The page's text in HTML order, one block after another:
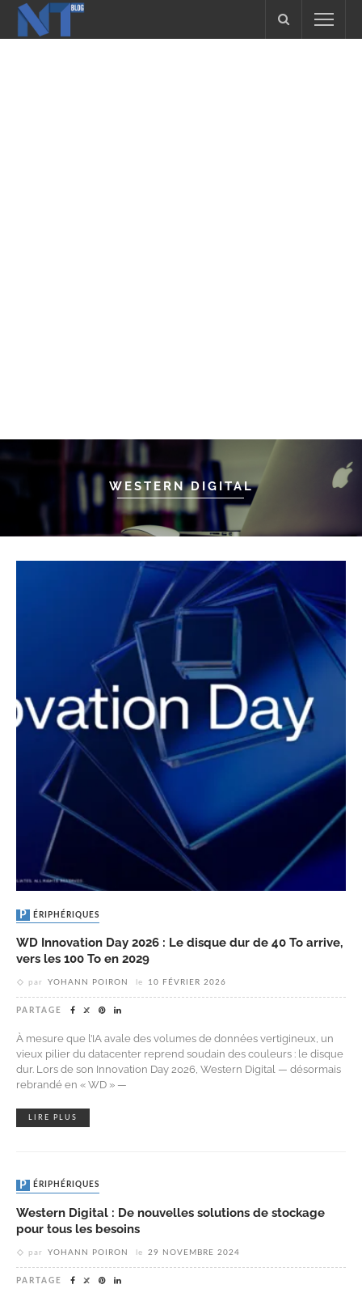
WESTERN DIGITAL
PÉRIPHÉRIQUES
WD Innovation Day 2026 : Le disque dur de 40 To arrive,
vers les 100 To en 2029
par YOHANN POIRON le 10 FÉVRIER 2026
PARTAGE
À mesure que l’IA avale des volumes de données vertigineux, un
vieux pilier du datacenter reprend soudain des couleurs : le disque
dur. Lors de son Innovation Day 2026, Western Digital — désormais
rebrandé en « WD » —
LIRE PLUS
PÉRIPHÉRIQUES
Western Digital : De nouvelles solutions de stockage
pour tous les besoins
par YOHANN POIRON le 29 NOVEMBRE 2024
PARTAGE